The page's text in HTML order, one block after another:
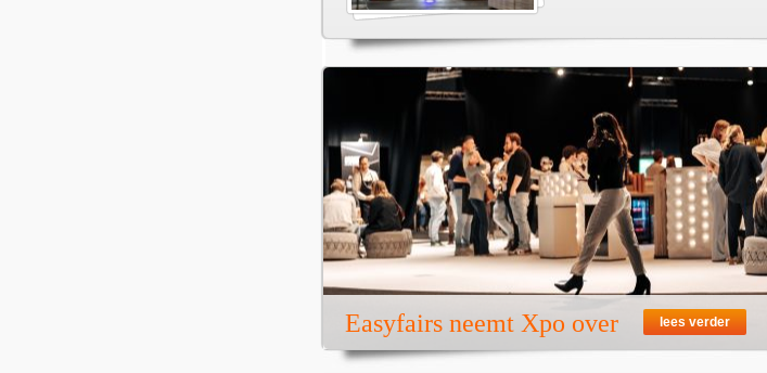
Easyfairs neemt Xpo over lees verder